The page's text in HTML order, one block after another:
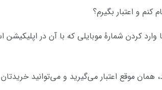
کردن شمارهٔ موبایلی که با آن در
موقع اعتبار می‌گیرید و می‌توانید خریدتان